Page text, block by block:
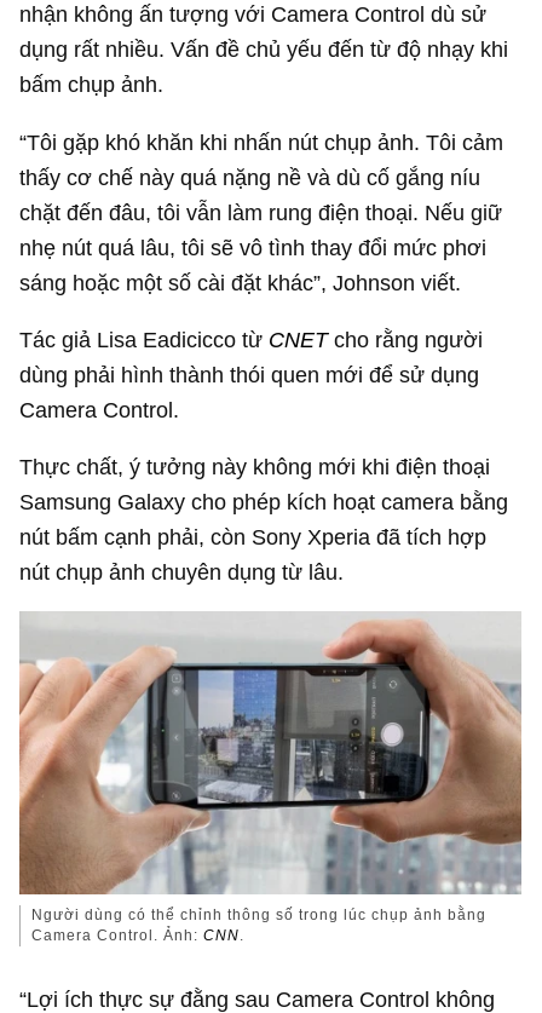
nhận không ấn tượng với Camera Control dù sử
dụng rất nhiều. Vấn đề chủ yếu đến từ độ nhạy khi
bấm chụp ảnh.
“Tôi gặp khó khăn khi nhấn nút chụp ảnh. Tôi cảm
thấy cơ chế này quá nặng nề và dù cố gắng níu
chặt đến đâu, tôi vẫn làm rung điện thoại. Nếu giữ
nhẹ nút quá lâu, tôi sẽ vô tình thay đổi mức phơi
sáng hoặc một số cài đặt khác”, Johnson viết.
Tác giả Lisa Eadicicco từ CNETcho rằng người
dùng phải hình thành thói quen mới để sử dụng
Camera Control.
Thực chất, ý tưởng này không mới khi điện thoại
Samsung Galaxy cho phép kích hoạt camera bằng
nút bấm cạnh phải, còn Sony Xperia đã tích hợp
nút chụp ảnh chuyên dụng từ lâu.
Người dùng có thể chỉnh thông số trong lúc chụp ảnh bằng
Camera Control. Ảnh:CNN.
“Lợi ích thực sự đằng sau Camera Control không